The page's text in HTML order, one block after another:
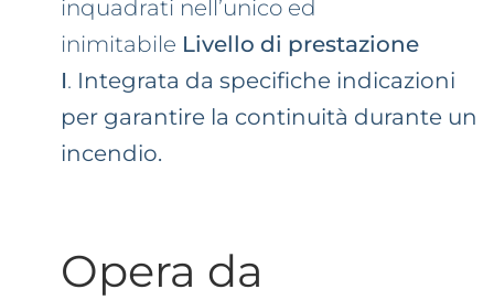
inquadrati nell’unico ed
inimitabile Livello di prestazione
I. Integrata da specifiche indicazioni
per garantire la continuità durante un
incendio.
Opera da